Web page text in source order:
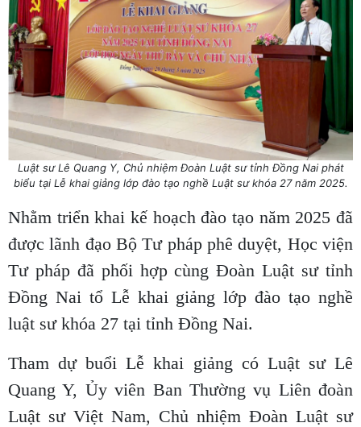
Luật sư Lê Quang Y, Chủ nhiệm Đoàn Luật sư tỉnh Đồng Nai phát
biểu tại Lễ khai giảng lớp đào tạo nghề Luật sư khóa 27 năm 2025.
Nhằm triển khai kế hoạch đào tạo năm 2025 đã
được lãnh đạo Bộ Tư pháp phê duyệt, Học viện
Tư pháp đã phối hợp cùng Đoàn Luật sư tỉnh
Đồng Nai tổ Lễ khai giảng lớp đào tạo nghề
luật sư khóa 27 tại tỉnh Đồng Nai.
Tham dự buổi Lễ khai giảng có Luật sư Lê
Quang Y, Ủy viên Ban Thường vụ Liên đoàn
Luật sư Việt Nam, Chủ nhiệm Đoàn Luật sư